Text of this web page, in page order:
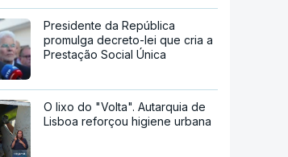
Presidente da República
promulga decreto-lei que cria a
Prestação Social Única
O lixo do "Volta". Autarquia de
Lisboa reforçou higiene urbana